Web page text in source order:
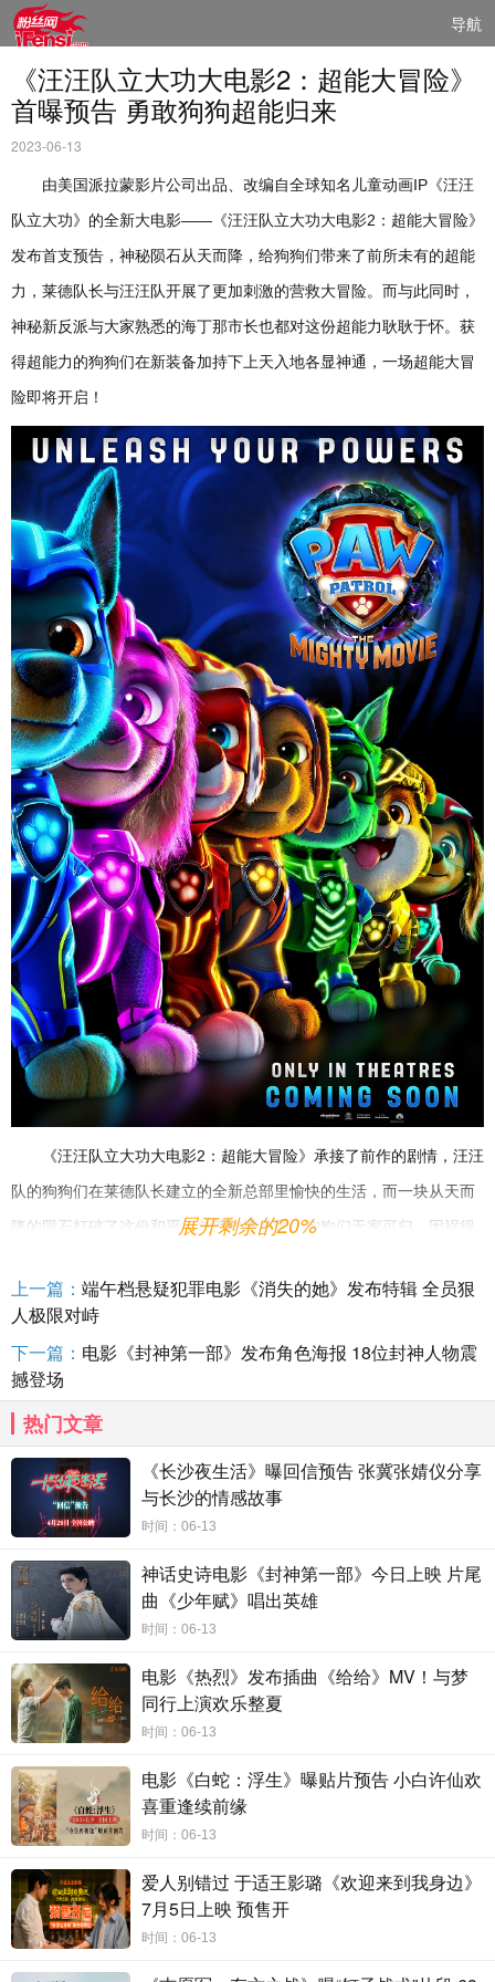
导航
《汪汪队立大功大电影2：超能大冒险》
首曝预告 勇敢狗狗超能归来
2023-06-13
由美国派拉蒙影片公司出品、改编自全球知名儿童动画IP《汪汪
队立大功》的全新大电影——《汪汪队立大功大电影2：超能大冒险》
发布首支预告，神秘陨石从天而降，给狗狗们带来了前所未有的超能
力，莱德队长与汪汪队开展了更加刺激的营救大冒险。而与此同时，
神秘新反派与大家熟悉的海丁那市长也都对这份超能力耿耿于怀。获
得超能力的狗狗们在新装备加持下上天入地各显神通，一场超能大冒
险即将开启！
《汪汪队立大功大电影2：超能大冒险》承接了前作的剧情，汪汪
队的狗狗们在莱德队长建立的全新总部里愉快的生活，而一块从天而
降的陨石打破了这份和平，总部惨遭摧毁，狗狗们无家可归，因祸得
能力——本就敏捷机灵的阿奇拥有了更快的移动速度，凭借着内心对
了更强壮的体格，横冲直撞也坚不可摧；路马则凭借其两栖作战技
能，习得“水之道”，获得了操控水的能力；冒险湾知名消防队员毛毛
则反其道而行之，能够发射火球；热爱天空冒险的天天更是获得了飞
行超能力！汪汪队全员升级成为“超能狗狗”！
与此同时，这块蕴含超能力的陨石，也吸引了坏人的注意力，一
利用陨石四处捣乱，释放激光射线，破坏城市安宁，而另一方面，汪
汪队的老对手海丁那市长也再度归来，似乎也通过陨石获得超能力，
变得像楼房一样巨大无比。两位坏蛋携手对抗汪汪队，一场超能力之
间的较量即将展开！莱德队长和汪汪队能否逃出魔爪，再度拯救冒险
湾？
作为风靡全球的亲子动画IP，《汪汪队立大功》系列一经推出就
受到世界各地家长与孩子的热烈追捧。“没有困难的工作，只有勇敢的
狗狗”，这句熟悉的口号不仅成为了孩子们的口头禅，更成为了红遍社
交网络的热梗。此前首部《汪汪队立大功大电影》首映后在国内外斩
获超高口碑与票房，猫眼9.2、淘票票9.0、豆瓣7.1的高分证明了其广
展开剩余的20%
上一篇： 端午档悬疑犯罪电影《消失的她》发布特辑 全员狠
人极限对峙
下一篇： 电影《封神第一部》发布角色海报 18位封神人物震
撼登场
热门文章
《长沙夜生活》曝回信预告 张冀张婧仪分享
与长沙的情感故事
时间：06-13
神话史诗电影《封神第一部》今日上映 片尾
曲《少年赋》唱出英雄
时间：06-13
电影《热烈》发布插曲《给给》MV！与梦
同行上演欢乐整夏
时间：06-13
电影《白蛇：浮生》曝贴片预告 小白许仙欢
喜重逢续前缘
时间：06-13
爱人别错过 于适王影璐《欢迎来到我身边》
7月5日上映 预售开
时间：06-13